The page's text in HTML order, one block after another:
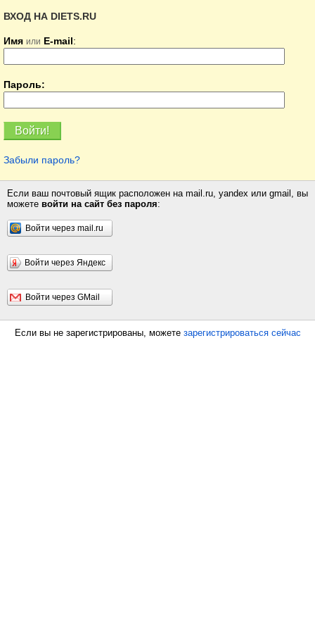
ВХОД НА DIETS.RU
Имя или E-mail:
Пароль:
Забыли пароль?
Если ваш почтовый ящик расположен на mail.ru, yandex или gmail, вы
можете войти на сайт без пароля:
Войти через mail.ru
Войти через Яндекс
Войти через GMail
Если вы не зарегистрированы, можете зарегистрироваться сейчас